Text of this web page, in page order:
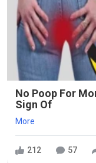
No Poop For
Sign Of
More
212 57